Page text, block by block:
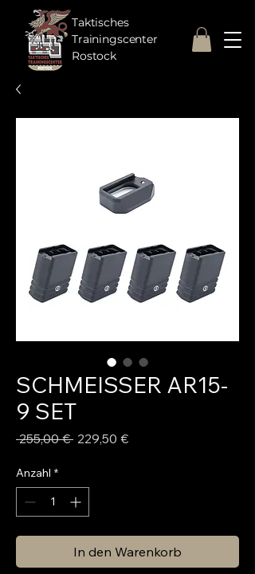
Taktisches
Trainingscenter
Rostock
SCHMEISSER AR15-
9 SET
255,00 € Standardpreis
229,50 €Sale-
Anzahl *
In den Warenkorb